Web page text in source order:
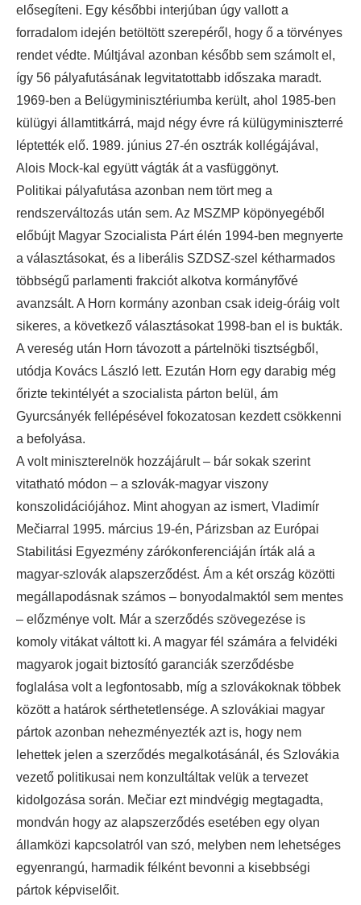
elősegíteni. Egy későbbi interjúban úgy vallott a
forradalom idején betöltött szerepéről, hogy ő a törvényes
rendet védte. Múltjával azonban később sem számolt el,
így 56 pályafutásának legvitatottabb időszaka maradt.
1969-ben a Belügyminisztériumba került, ahol 1985-ben
külügyi államtitkárrá, majd négy évre rá külügyminiszterré
léptették elő. 1989. június 27-én osztrák kollégájával,
Alois Mock-kal együtt vágták át a vasfüggönyt.
Politikai pályafutása azonban nem tört meg a
rendszerváltozás után sem. Az MSZMP köpönyegéből
előbújt Magyar Szocialista Párt élén 1994-ben megnyerte
a választásokat, és a liberális SZDSZ-szel kétharmados
többségű parlamenti frakciót alkotva kormányfővé
avanzsált. A Horn kormány azonban csak ideig-óráig volt
sikeres, a következő választásokat 1998-ban el is bukták.
A vereség után Horn távozott a pártelnöki tisztségből,
utódja Kovács László lett. Ezután Horn egy darabig még
őrizte tekintélyét a szocialista párton belül, ám
Gyurcsányék fellépésével fokozatosan kezdett csökkenni
a befolyása.
A volt miniszterelnök hozzájárult – bár sokak szerint
vitatható módon – a szlovák-magyar viszony
konszolidációjához. Mint ahogyan az ismert, Vladimír
Mečiarral 1995. március 19-én, Párizsban az Európai
Stabilitási Egyezmény zárókonferenciáján írták alá a
magyar-szlovák alapszerződést. Ám a két ország közötti
megállapodásnak számos – bonyodalmaktól sem mentes
– előzménye volt. Már a szerződés szövegezése is
komoly vitákat váltott ki. A magyar fél számára a felvidéki
magyarok jogait biztosító garanciák szerződésbe
foglalása volt a legfontosabb, míg a szlovákoknak többek
között a határok sérthetetlensége. A szlovákiai magyar
pártok azonban nehezményezték azt is, hogy nem
lehettek jelen a szerződés megalkotásánál, és Szlovákia
vezető politikusai nem konzultáltak velük a tervezet
kidolgozása során. Mečiar ezt mindvégig megtagadta,
mondván hogy az alapszerződés esetében egy olyan
államközi kapcsolatról van szó, melyben nem lehetséges
egyenrangú, harmadik félként bevonni a kisebbségi
pártok képviselőit.